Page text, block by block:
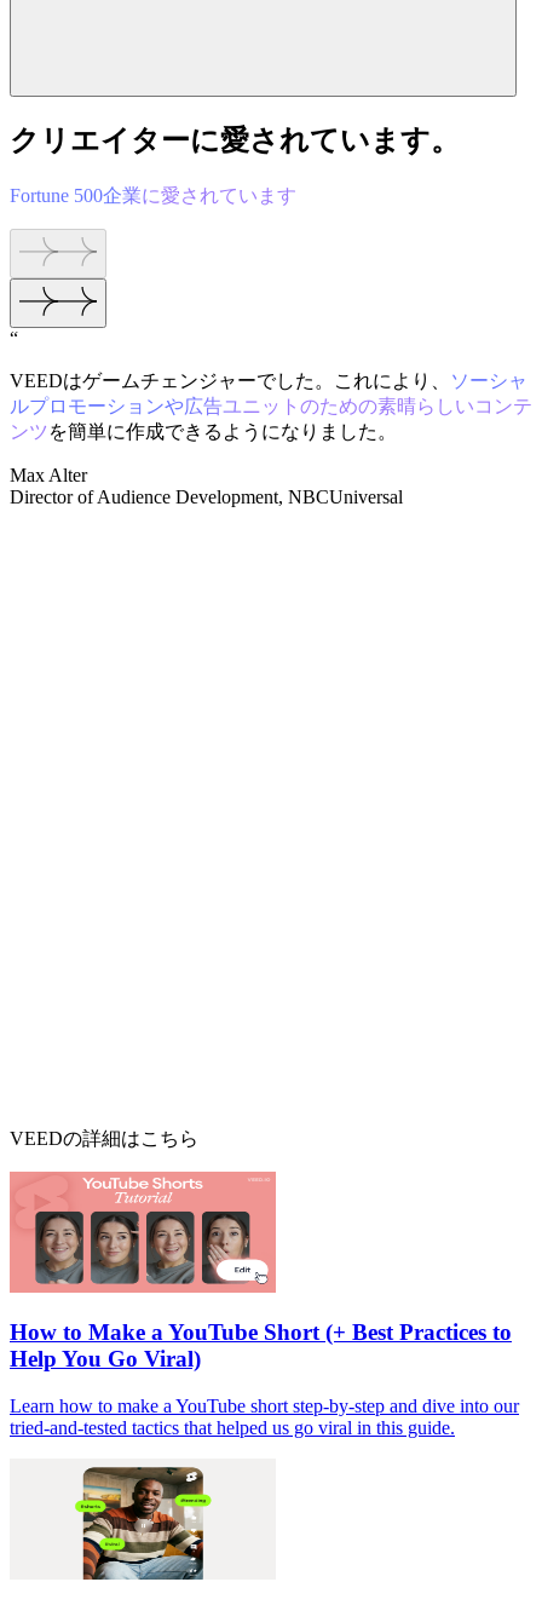
クリエイターに愛されています。
Fortune 500企業に愛されています
“
VEEDはゲームチェンジャーでした。これにより、
ソーシャ
ルプロモーションや広告ユニットのための素晴らしいコンテ
ンツ を簡単に作成できるようになりました。
Max Alter
Director of Audience Development, NBCUniversal
VEEDの詳細はこちら
How to Make a YouTube Short (+ Best Practices to
Help You Go Viral)
Learn how to make a YouTube short step-by-step and dive into our
tried-and-tested tactics that helped us go viral in this guide.